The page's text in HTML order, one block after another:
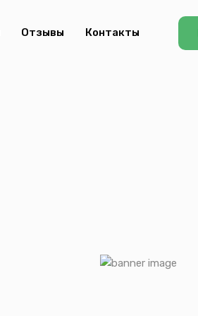
Отзывы Контакты